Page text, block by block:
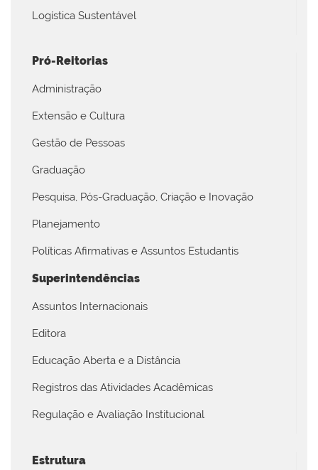
Logística Sustentável
Pró-Reitorias
Administração
Extensão e Cultura
Gestão de Pessoas
Graduação
Pesquisa, Pós-Graduação, Criação e Inovação
Planejamento
Políticas Afirmativas e Assuntos Estudantis
Superintendências
Assuntos Internacionais
Editora
Educação Aberta e a Distância
Registros das Atividades Acadêmicas
Regulação e Avaliação Institucional
Estrutura